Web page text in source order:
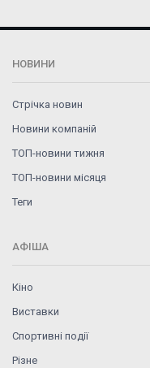
НОВИНИ
Стрічка новин
Новини компаній
ТОП-новини тижня
ТОП-новини місяця
Теги
АФІША
Кіно
Виставки
Спортивні події
Різне